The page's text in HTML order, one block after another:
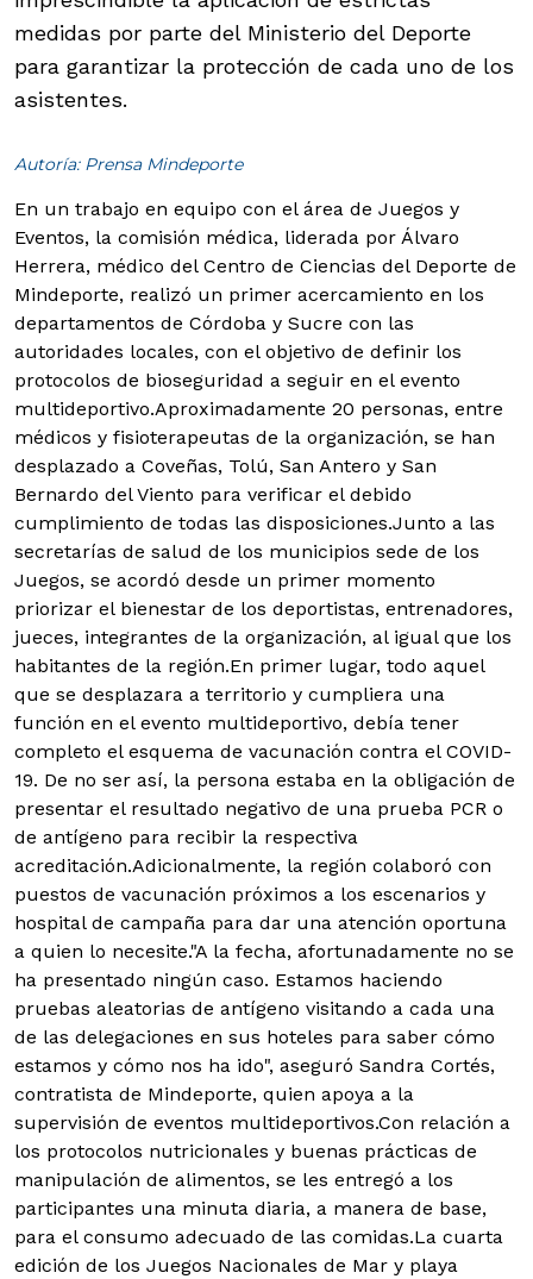
medidas por parte del Ministerio del Deporte
para garantizar la protección de cada uno de los
asistentes.
Autoría: Prensa Mindeporte
En un trabajo en equipo con el área de Juegos y
Eventos, la comisión médica, liderada por Álvaro
Herrera, médico del Centro de Ciencias del Deporte de
Mindeporte, realizó un primer acercamiento en los
departamentos de Córdoba y Sucre con las
autoridades locales, con el objetivo de definir los
protocolos de bioseguridad a seguir en el evento
multideportivo.Aproximadamente 20 personas, entre
médicos y fisioterapeutas de la organización, se han
desplazado a Coveñas, Tolú, San Antero y San
Bernardo del Viento para verificar el debido
cumplimiento de todas las disposiciones.Junto a las
secretarías de salud de los municipios sede de los
Juegos, se acordó desde un primer momento
priorizar el bienestar de los deportistas, entrenadores,
jueces, integrantes de la organización, al igual que los
habitantes de la región.En primer lugar, todo aquel
que se desplazara a territorio y cumpliera una
función en el evento multideportivo, debía tener
completo el esquema de vacunación contra el COVID-
19. De no ser así, la persona estaba en la obligación de
presentar el resultado negativo de una prueba PCR o
de antígeno para recibir la respectiva
acreditación.Adicionalmente, la región colaboró con
puestos de vacunación próximos a los escenarios y
hospital de campaña para dar una atención oportuna
a quien lo necesite."A la fecha, afortunadamente no se
ha presentado ningún caso. Estamos haciendo
pruebas aleatorias de antígeno visitando a cada una
de las delegaciones en sus hoteles para saber cómo
estamos y cómo nos ha ido", aseguró Sandra Cortés,
contratista de Mindeporte, quien apoya a la
supervisión de eventos multideportivos.Con relación a
los protocolos nutricionales y buenas prácticas de
manipulación de alimentos, se les entregó a los
participantes una minuta diaria, a manera de base,
para el consumo adecuado de las comidas.La cuarta
edición de los Juegos Nacionales de Mar y playa